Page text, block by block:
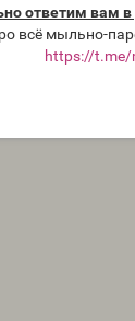
ответим вам в
всё мыльно-
https://t.me/